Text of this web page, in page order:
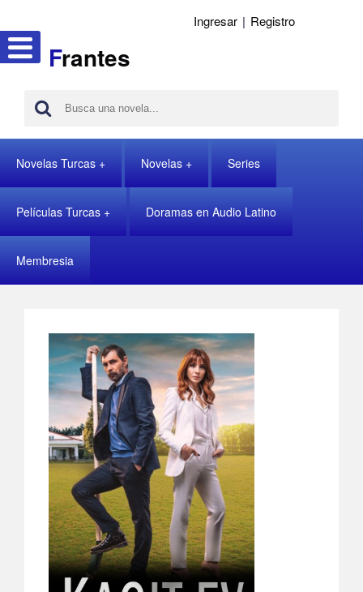
Frantes
Ingresar | Registro
Novelas Turcas Novelas Series
Películas Turcas Doramas en Audio Latino
Membresia